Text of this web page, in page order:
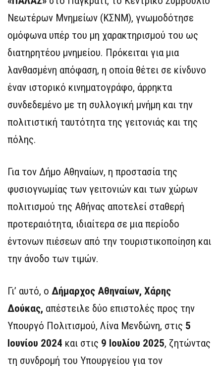
Νεωτέρων Μνημείων (ΚΣΝΜ), γνωμοδότησε
ομόφωνα υπέρ του μη χαρακτηρισμού του ως
διατηρητέου μνημείου. Πρόκειται για μια
λανθασμένη απόφαση, η οποία θέτει σε κίνδυνο
έναν ιστορικό κινηματογράφο, άρρηκτα
συνδεδεμένο με τη συλλογική μνήμη και την
πολιτιστική ταυτότητα της γειτονιάς και της
πόλης.
Για τον Δήμο Αθηναίων, η προστασία της
φυσιογνωμίας των γειτονιών και των χώρων
πολιτισμού της Αθήνας αποτελεί σταθερή
προτεραιότητα, ιδιαίτερα σε μια περίοδο
έντονων πιέσεων από την τουριστικοποίηση και
την άνοδο των τιμών.
Γι’ αυτό, ο Δήμαρχος Αθηναίων, Χάρης
Δούκας, απέστειλε δύο επιστολές προς την
Υπουργό Πολιτισμού, Λίνα Μενδώνη, στις 5
Ιουνίου 2024 και στις 9 Ιουλίου 2025, ζητώντας
τη συνδρομή του Υπουργείου για τον